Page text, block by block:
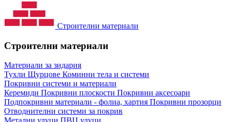
Строителни материали
Строителни материали
Материали за зидария
Тухли Щурцове Коминни тела и системи
Покривни системи и материали
Керемиди Покривни плоскости Покривни аксесоари
Подпокривни материали - фолиа, хартия Покривни прозорци
Отводнителни системи за покрив